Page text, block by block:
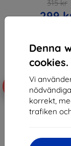
Denna
cookies.
Vi
korrekt,
trafiken
315 kr
299